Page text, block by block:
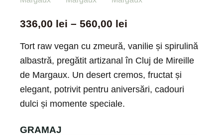
336,00 lei – 560,00 lei
Tort raw vegan cu zmeură, vanilie și spirulină
albastră, pregătit artizanal în Cluj de Mireille
de Margaux. Un desert cremos, fructat și
elegant, potrivit pentru aniversări, cadouri
dulci și momente speciale.
GRAMAJ